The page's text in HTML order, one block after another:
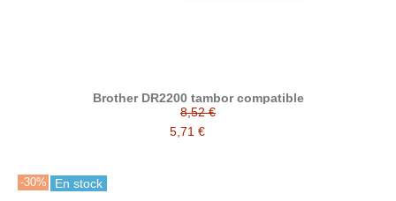
Brother DR2200 tambor compatible
8,52 €
5,71 €
-30% En stock